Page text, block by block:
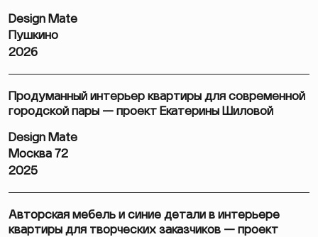
Design Mate
Пушкино
2026
Продуманный интерьер квартиры для современной
городской пары — проект Екатерины Шиловой
Design Mate
Москва 72
2025
Авторская мебель и синие детали в интерьере
квартиры для творческих заказчиков — проект